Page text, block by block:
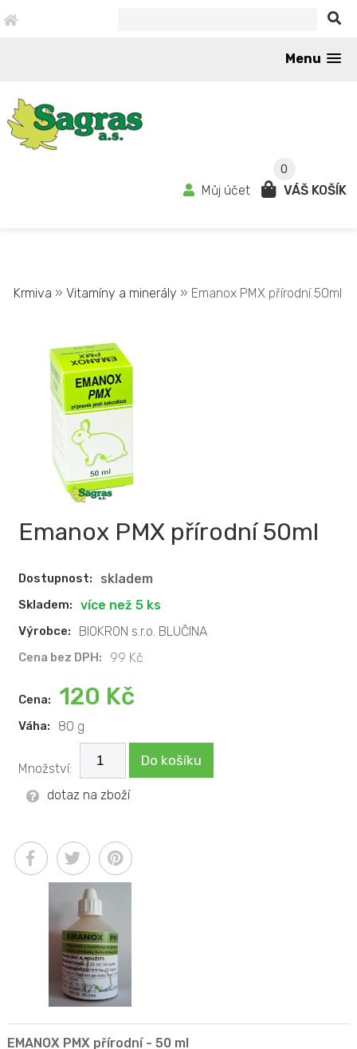
Menu
0
Můj účet VÁŠ KOŠÍK
Krmiva » Vitamíny a minerály » Emanox PMX přírodní 50ml
Emanox PMX přírodní 50ml
Dostupnost: skladem
Skladem: více než 5 ks
Výrobce: BIOKRON s.r.o. BLUČINA
Cena bez DPH: 99 Kč
Cena: 120 Kč
Váha: 80 g
Množství: Do košíku
dotaz na zboží
EMANOX PMX přírodní - 50 ml